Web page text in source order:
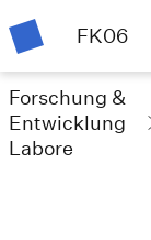
FK06
Forschung &
Entwicklung
Labore